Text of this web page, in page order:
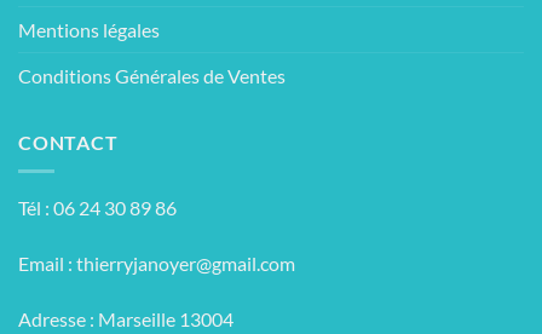
Mentions légales
Conditions Générales de Ventes
CONTACT
Tél : 06 24 30 89 86
Email : thierryjanoyer@gmail.com
Adresse : Marseille 13004